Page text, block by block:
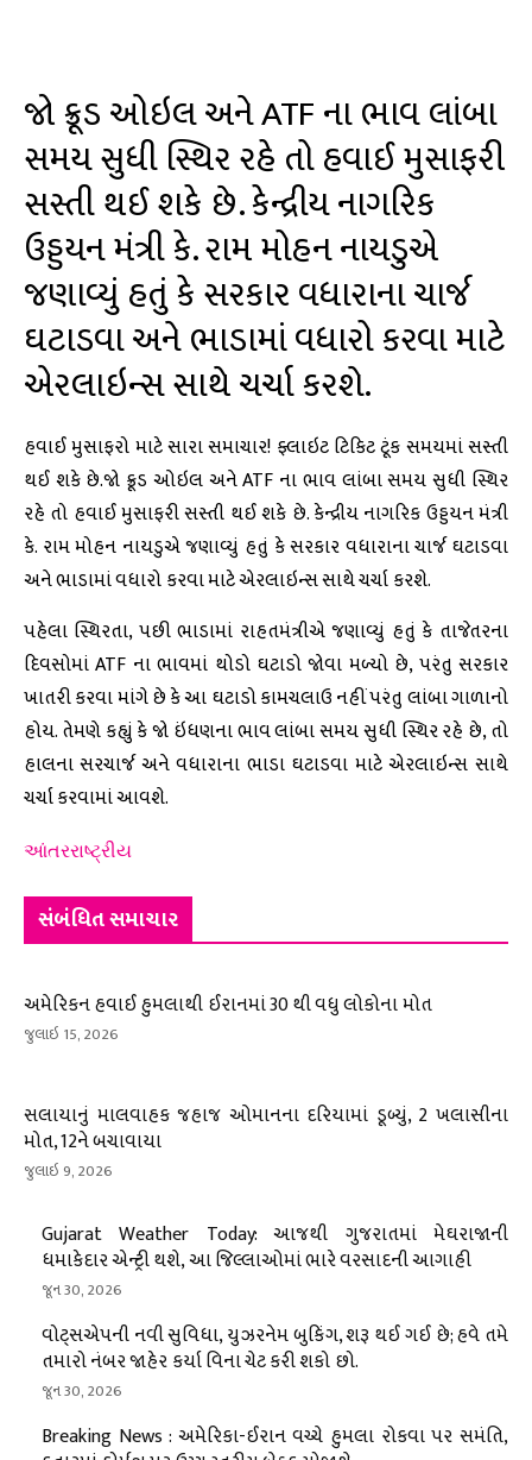
જો ક્રૂડ ઓઇલ અને ATF ના ભાવ લાંબા
સમય સુધી સ્થિર રહે તો હવાઈ મુસાફરી
સસ્તી થઈ શકે છે. કેન્દ્રીય નાગરિક
ઉડ્ડયન મંત્રી કે. રામ મોહન નાયડુએ
જણાવ્યું હતું કે સરકાર વધારાના ચાર્જ
ઘટાડવા અને ભાડામાં વધારો કરવા માટે
એરલાઇન્સ સાથે ચર્ચા કરશે.
હવાઈ મુસાફરો માટે સારા સમાચાર! ફ્લાઇટ ટિકિટ ટૂંક સમયમાં સસ્તી
થઈ શકે છે.જો ક્રૂડ ઓઇલ અને ATF ના ભાવ લાંબા સમય સુધી સ્થિર
રહે તો હવાઈ મુસાફરી સસ્તી થઈ શકે છે. કેન્દ્રીય નાગરિક ઉડ્ડયન મંત્રી
કે. રામ મોહન નાયડુએ જણાવ્યું હતું કે સરકાર વધારાના ચાર્જ ઘટાડવા
અને ભાડામાં વધારો કરવા માટે એરલાઇન્સ સાથે ચર્ચા કરશે.
પહેલા સ્થિરતા, પછી ભાડામાં રાહતમંત્રીએ જણાવ્યું હતું કે તાજેતરના
દિવસોમાં ATF ના ભાવમાં થોડો ઘટાડો જોવા મળ્યો છે, પરંતુ સરકાર
ખાતરી કરવા માંગે છે કે આ ઘટાડો કામચલાઉ નહીં પરંતુ લાંબા ગાળાનો
હોય. તેમણે કહ્યું કે જો ઇંધણના ભાવ લાંબા સમય સુધી સ્થિર રહે છે, તો
હાલના સરચાર્જ અને વધારાના ભાડા ઘટાડવા માટે એરલાઇન્સ સાથે
ચર્ચા કરવામાં આવશે.
આંતરરાષ્ટ્રીય
સંબંધિત સમાચાર
અમેરિકન હવાઈ હુમલાથી ઈરાનમાં 30 થી વધુ લોકોના મોત
જુલાઇ 15, 2026
સલાયાનું માલવાહક જહાજ ઓમાનના દરિયામાં ડૂબ્યું, 2 ખલાસીના
મોત, 12ને બચાવાયા
જુલાઇ 9, 2026
Gujarat Weather Today: આજથી ગુજરાતમાં મેઘરાજાની
ધમાકેદાર એન્ટ્રી થશે, આ જિલ્લાઓમાં ભારે વરસાદની આગાહી
જૂન 30, 2026
વોટ્સએપની નવી સુવિધા, યુઝરનેમ બુકિંગ, શરૂ થઈ ગઈ છે; હવે તમે
તમારો નંબર જાહેર કર્યા વિના ચેટ કરી શકો છો.
જૂન 30, 2026
Breaking News : અમેરિકા-ઈરાન વચ્ચે હુમલા રોકવા પર સમંતિ,